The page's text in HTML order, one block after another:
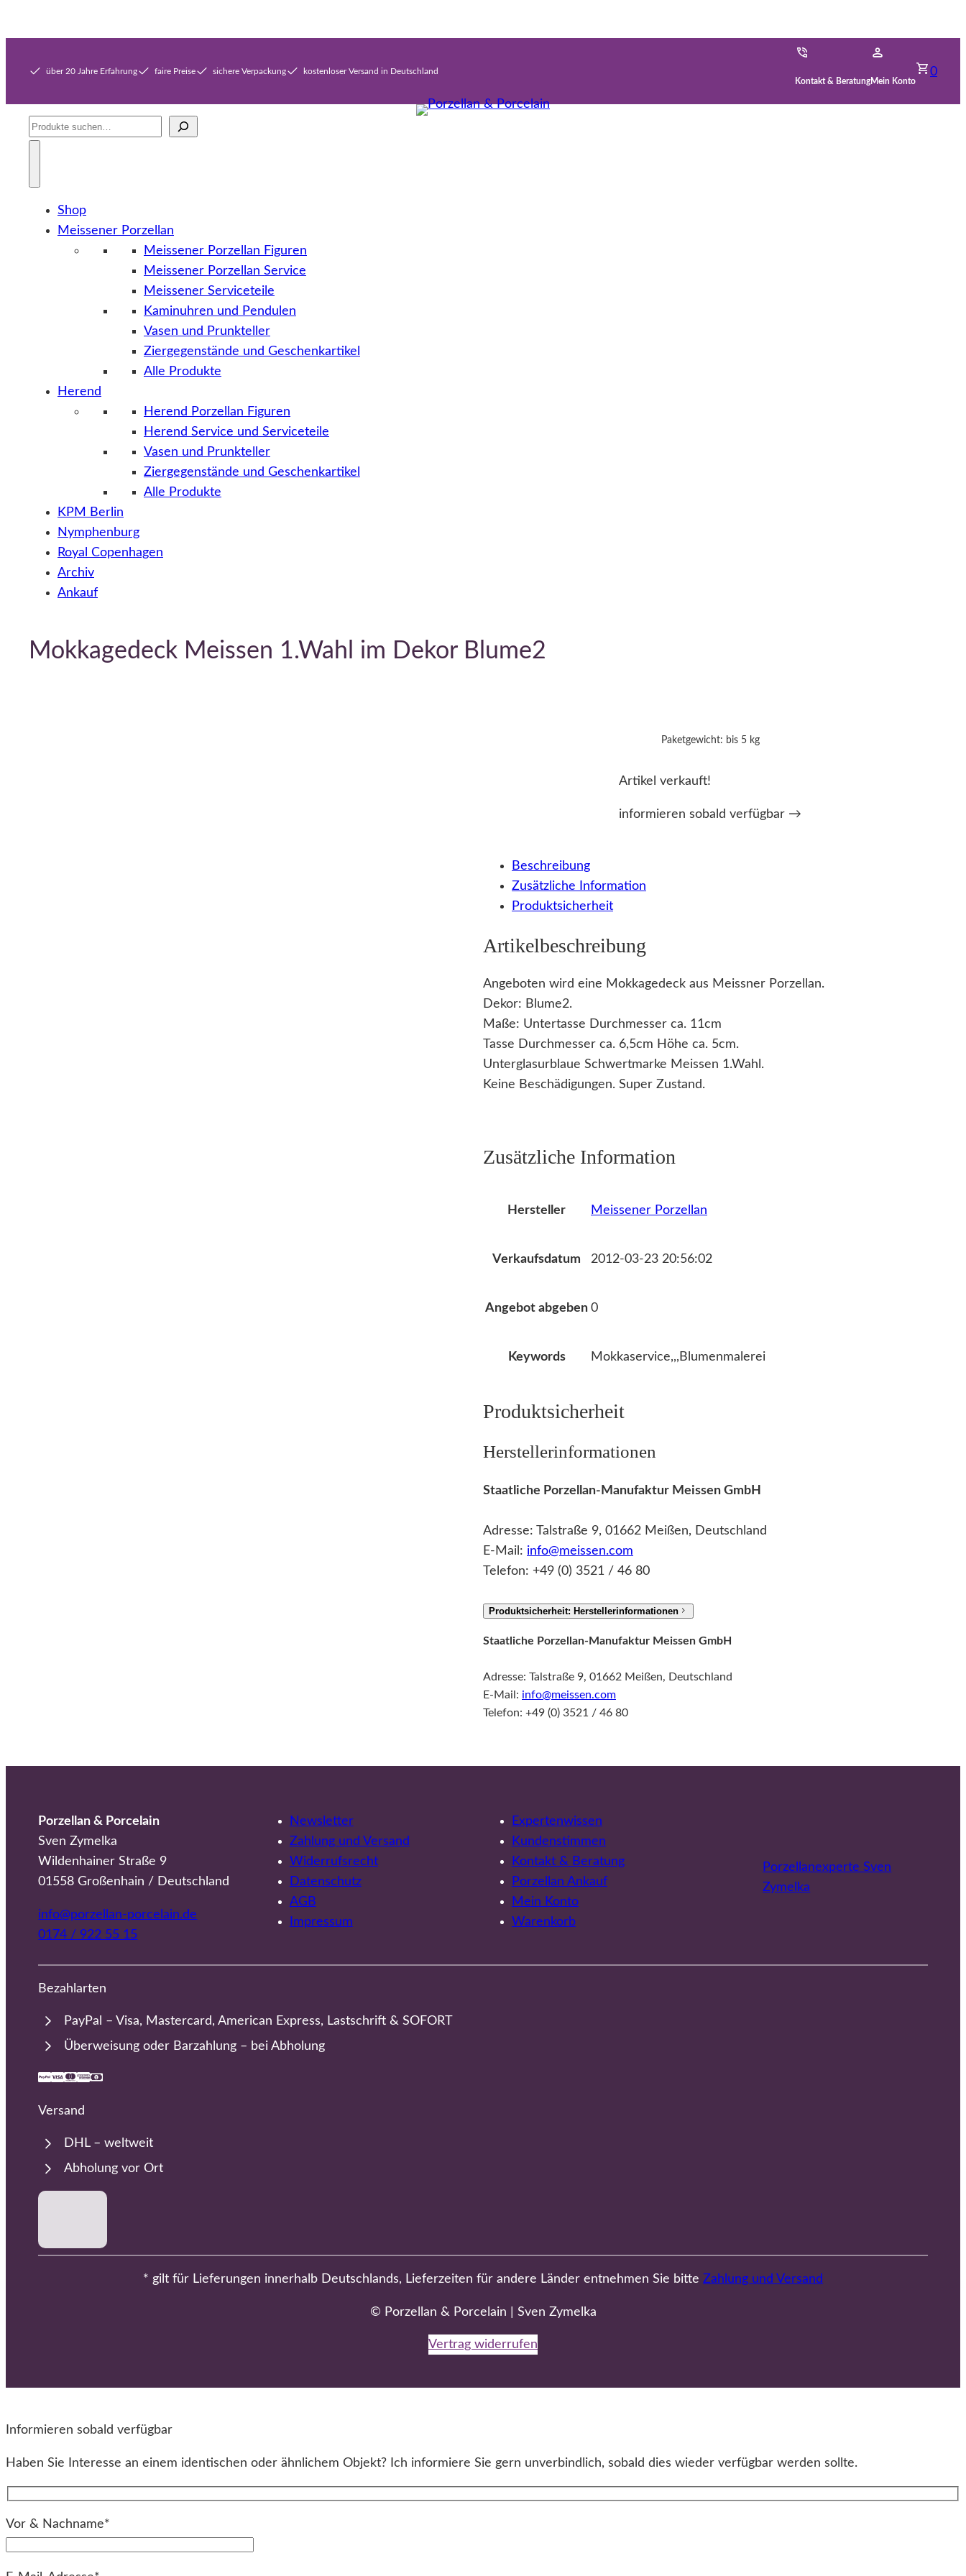
über 20 Jahre Erfahrung faire Preise sichere Verpackung
kostenloser Versand in Deutschland
Kontakt & BeratungMein Konto
0
Suche
Shop
Meissener Porzellan
Meissener Porzellan Figuren
Meissener Porzellan Service
Meissener Serviceteile
Kaminuhren und Pendulen
Vasen und Prunkteller
Ziergegenstände und Geschenkartikel
Alle Produkte
Herend
Herend Porzellan Figuren
Herend Service und Serviceteile
Vasen und Prunkteller
Ziergegenstände und Geschenkartikel
Alle Produkte
KPM Berlin
Nymphenburg
Royal Copenhagen
Archiv
Ankauf
Mokkagedeck Meissen 1.Wahl im Dekor Blume2
Paketgewicht: bis 5 kg
Artikel verkauft!
informieren sobald verfügbar →
Beschreibung
Zusätzliche Information
Produktsicherheit
Artikelbeschreibung
Angeboten wird eine Mokkagedeck aus Meissner Porzellan.
Dekor: Blume2.
Maße: Untertasse Durchmesser ca. 11cm
Tasse Durchmesser ca. 6,5cm Höhe ca. 5cm.
Unterglasurblaue Schwertmarke Meissen 1.Wahl.
Keine Beschädigungen. Super Zustand.
Zusätzliche Information
Hersteller Meissener Porzellan
Verkaufsdatum 2012-03-23 20:56:02
Angebot abgeben 0
Keywords Mokkaservice,,,Blumenmalerei
Produktsicherheit
Herstellerinformationen
Staatliche Porzellan-Manufaktur Meissen GmbH
Adresse: Talstraße 9, 01662 Meißen, Deutschland
E-Mail: info@meissen.com
Telefon: +49 (0) 3521 / 46 80
Produktsicherheit: Herstellerinformationen
Staatliche Porzellan-Manufaktur Meissen GmbH
Adresse: Talstraße 9, 01662 Meißen, Deutschland
E-Mail: info@meissen.com
Telefon: +49 (0) 3521 / 46 80
Porzellan & Porcelain
Sven Zymelka
Wildenhainer Straße 9
01558 Großenhain / Deutschland
info@porzellan-porcelain.de
0174 / 922 55 15
Newsletter
Zahlung und Versand
Widerrufsrecht
Datenschutz
AGB
Impressum
Expertenwissen
Kundenstimmen
Kontakt & Beratung
Porzellan Ankauf
Mein Konto
Warenkorb
Porzellanexperte Sven
Zymelka
Bezahlarten
PayPal – Visa, Mastercard, American Express, Lastschrift & SOFORT
Überweisung oder Barzahlung – bei Abholung
Versand
DHL – weltweit
Abholung vor Ort
* gilt für Lieferungen innerhalb Deutschlands, Lieferzeiten für andere Länder entnehmen Sie bitte Zahlung und Versand
© Porzellan & Porcelain | Sven Zymelka
Vertrag widerrufen
Informieren sobald verfügbar
Haben Sie Interesse an einem identischen oder ähnlichem Objekt? Ich informiere Sie gern unverbindlich, sobald dies wieder verfügbar werden sollte.
Vor & Nachname*